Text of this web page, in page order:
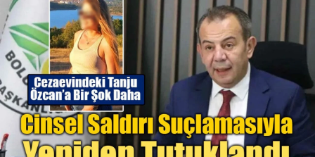
Gayrimenkul
Spor
Eğitim